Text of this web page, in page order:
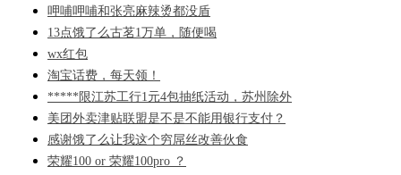
呷哺呷哺和张亮麻辣烫都没盾
13点饿了么古茗1万单，随便喝
wx红包
淘宝话费，每天领！
*****限江苏工行1元4包抽纸活动，苏州除外
美团外卖津贴联盟是不是不能用银行支付？
感谢饿了么让我这个穷屌丝改善伙食
荣耀100 or 荣耀100pro ？